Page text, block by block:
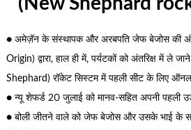
● अमेज़ॅन के संस्थापक और अरबपति जेफ बेजोस की
Origin) द्वारा, हाल ही में, पर्यटकों को अंतरिक्ष में ले
Shephard) रॉकेट सिस्टम में पहली सीट के लिए
● न्यू शेफर्ड 20 जुलाई को मानव-सहित अपनी पहली
● बोली जीतने वाले को जेफ बेजोस और उसके भाई के